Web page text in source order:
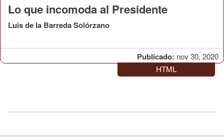
Publicado: nov 30, 2020
Lo que incomoda al Presidente
Luis de la Barreda Solórzano
HTML